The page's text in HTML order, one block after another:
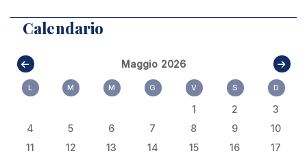
Calendario
Maggio 2026
L M M G V S D
1 2
3
4
5 6 7 8 9
10
11
12 13 14 15 16
17